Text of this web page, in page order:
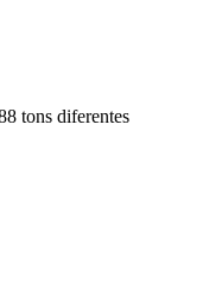
tons diferentes